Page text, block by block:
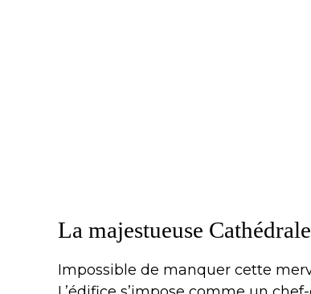
La majestueuse
Impossible de manquer cette